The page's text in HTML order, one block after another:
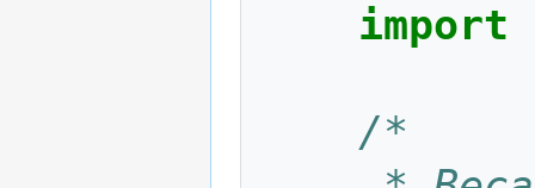
import
/*